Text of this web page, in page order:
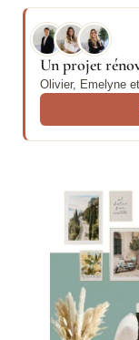
Un projet
Olivier, Emelyne